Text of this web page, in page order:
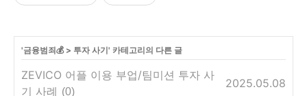
'금융범죄💰> 투자 사기' 카테고리의 다른 글
ZEVICO 어플 이용 부업/팀미션 투자 사
기 사례 (0)
2025.05.08